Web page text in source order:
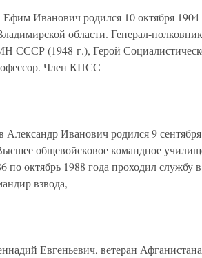
Иванович родился 10 октября 1904
области. Генерал-
СССР (1948 г.), Герой
Член КПСС
Иванович родился 9
общевойсковое командное
по октябрь 1988 года проходил
взвода,
Евгеньевич, ветеран